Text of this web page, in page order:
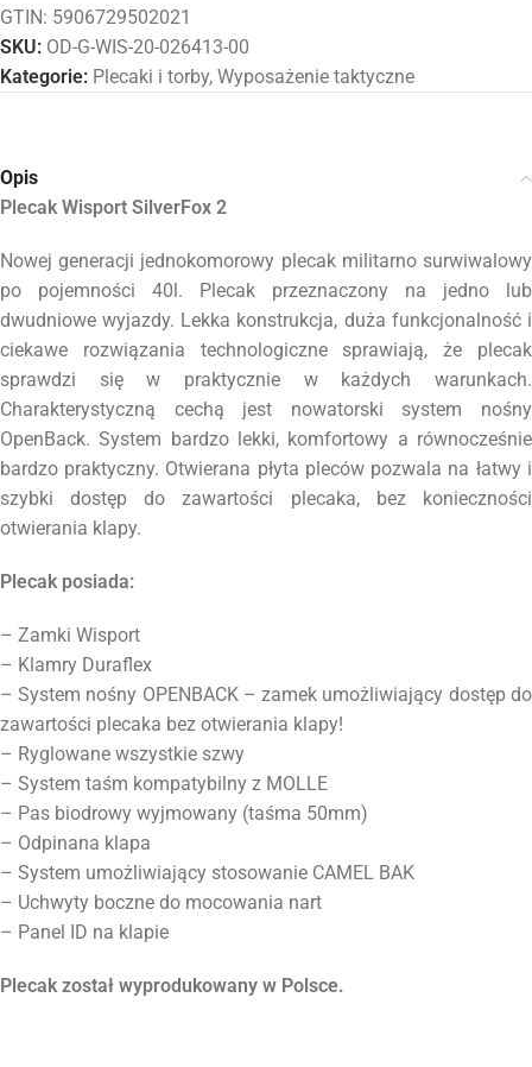
GTIN: 5906729502021
SKU: OD-G-WIS-20-026413-00
Kategorie: Plecaki i torby, Wyposażenie taktyczne
Opis
Plecak Wisport SilverFox 2
Nowej generacji jednokomorowy plecak militarno surwiwalowy
po pojemności 40l. Plecak przeznaczony na jedno lub
dwudniowe wyjazdy. Lekka konstrukcja, duża funkcjonalność i
ciekawe rozwiązania technologiczne sprawiają, że plecak
sprawdzi się w praktycznie w każdych warunkach.
Charakterystyczną cechą jest nowatorski system nośny
OpenBack. System bardzo lekki, komfortowy a równocześnie
bardzo praktyczny. Otwierana płyta pleców pozwala na łatwy i
szybki dostęp do zawartości plecaka, bez konieczności
otwierania klapy.
Plecak posiada:
– Zamki Wisport
– Klamry Duraflex
– System nośny OPENBACK – zamek umożliwiający dostęp do
zawartości plecaka bez otwierania klapy!
– Ryglowane wszystkie szwy
– System taśm kompatybilny z MOLLE
– Pas biodrowy wyjmowany (taśma 50mm)
– Odpinana klapa
– System umożliwiający stosowanie CAMEL BAK
– Uchwyty boczne do mocowania nart
– Panel ID na klapie
Plecak został wyprodukowany w Polsce.